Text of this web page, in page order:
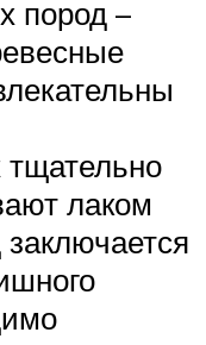
пород –
лаком